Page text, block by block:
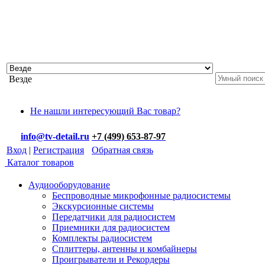
Везде
Не нашли интересующий Вас товар?
info@tv-detail.ru +7 (499) 653-87-97
Вход | Регистрация
Обратная связь
Каталог товаров
Аудиооборудование
Беспроводные микрофонные радиосистемы
Экскурсионные системы
Передатчики для радиосистем
Приемники для радиосистем
Комплекты радиосистем
Сплиттеры, антенны и комбайнеры
Проигрыватели и Рекордеры